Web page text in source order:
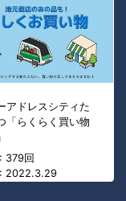
アドレスシティた
「らくらく買い物
379回
2022.3.29